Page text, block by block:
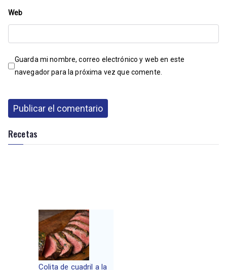
Web
Guarda mi nombre, correo electrónico y web en este
navegador para la próxima vez que comente.
Recetas
Colita de cuadril a la